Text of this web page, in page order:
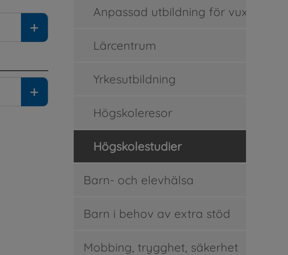
Anpassad utbildning för vuxna
Lärcentrum
Yrkesutbildning
Högskoleresor
Högskolestudier
Barn- och elevhälsa
Barn i behov av extra stöd
Mobbing, trygghet, säkerhet